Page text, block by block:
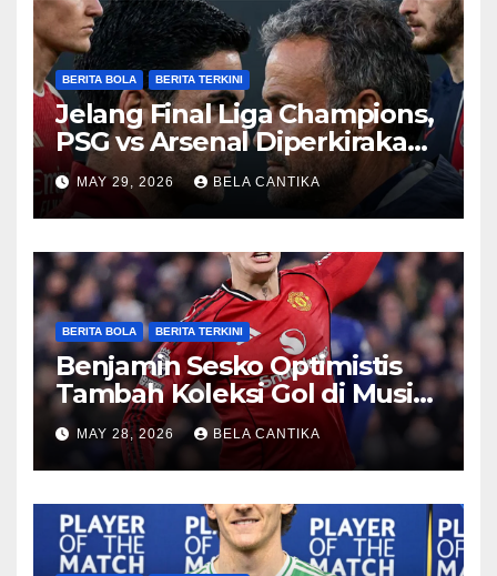
BERITA BOLA BERITA TERKINI
Jelang Final Liga Champions,
PSG vs Arsenal Diperkirakan
Sengit
MAY 29, 2026 BELA CANTIKA
BERITA BOLA BERITA TERKINI
Benjamin Sesko Optimistis
Tambah Koleksi Gol di Musim
2026/27
MAY 28, 2026 BELA CANTIKA